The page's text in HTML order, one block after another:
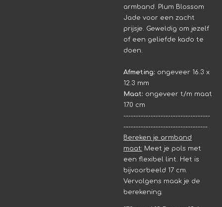
armband. Plum Blossom
Jade voor een zacht
prijsje. Geweldig om jezelf
of een geliefde kado te
doen.
Afmeting: ongeveer 16.3 x
12.3 mm
Maat: ongeveer t/m maat
17.0 cm
-----------------------------------
----------------------------------
Bereken je armband
maat: Meet je pols met
een flexibel lint. Het is
bijvoorbeeld 17 cm.
Vervolgens maak je de
berekening: